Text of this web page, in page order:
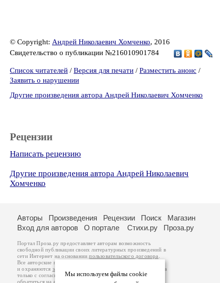
© Copyright: Андрей Николаевич Хомченко, 2016
Свидетельство о публикации №216010901784
Список читателей / Версия для печати / Разместить анонс /
Заявить о нарушении
Другие произведения автора Андрей Николаевич Хомченко
Рецензии
Написать рецензию
Другие произведения автора Андрей Николаевич
Хомченко
Мы используем файлы cookie
Авторы Произведения Рецензии Поиск
Магазин
Вход для авторов
О портале Стихи.ру Проза.ру
Портал Проза.ру предоставляет авторам возможность
свободной публикации своих литературных произведений в
сети Интернет на основаниипользовательского договора
Все авторские права на произведения принадлежат авторам
и охраняются законом
. Перепечатка произведений возможна
только с согласия его автора, к которому вы можете
обратиться на его авторской странице. Ответственность за